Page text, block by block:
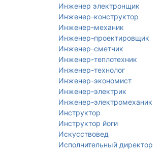
Инженер электронщик
Инженер-конструктор
Инженер-механик
Инженер-проектировщик
Инженер-сметчик
Инженер-теплотехник
Инженер-технолог
Инженер-экономист
Инженер-электрик
Инженер-электромеханик
Инструктор
Инструктор йоги
Искусствовед
Исполнительный директор